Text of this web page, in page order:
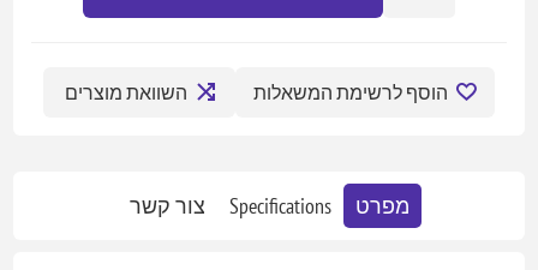
הוסף לרשימת המשאלות השוואת מוצרים
מפרט Specifications צור קשר